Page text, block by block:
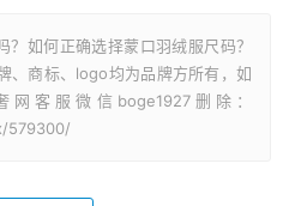
如何正确选择蒙口羽绒服尺码？
、商标、logo均为品牌方所有，如
客服微信boge1927删除：
579300/